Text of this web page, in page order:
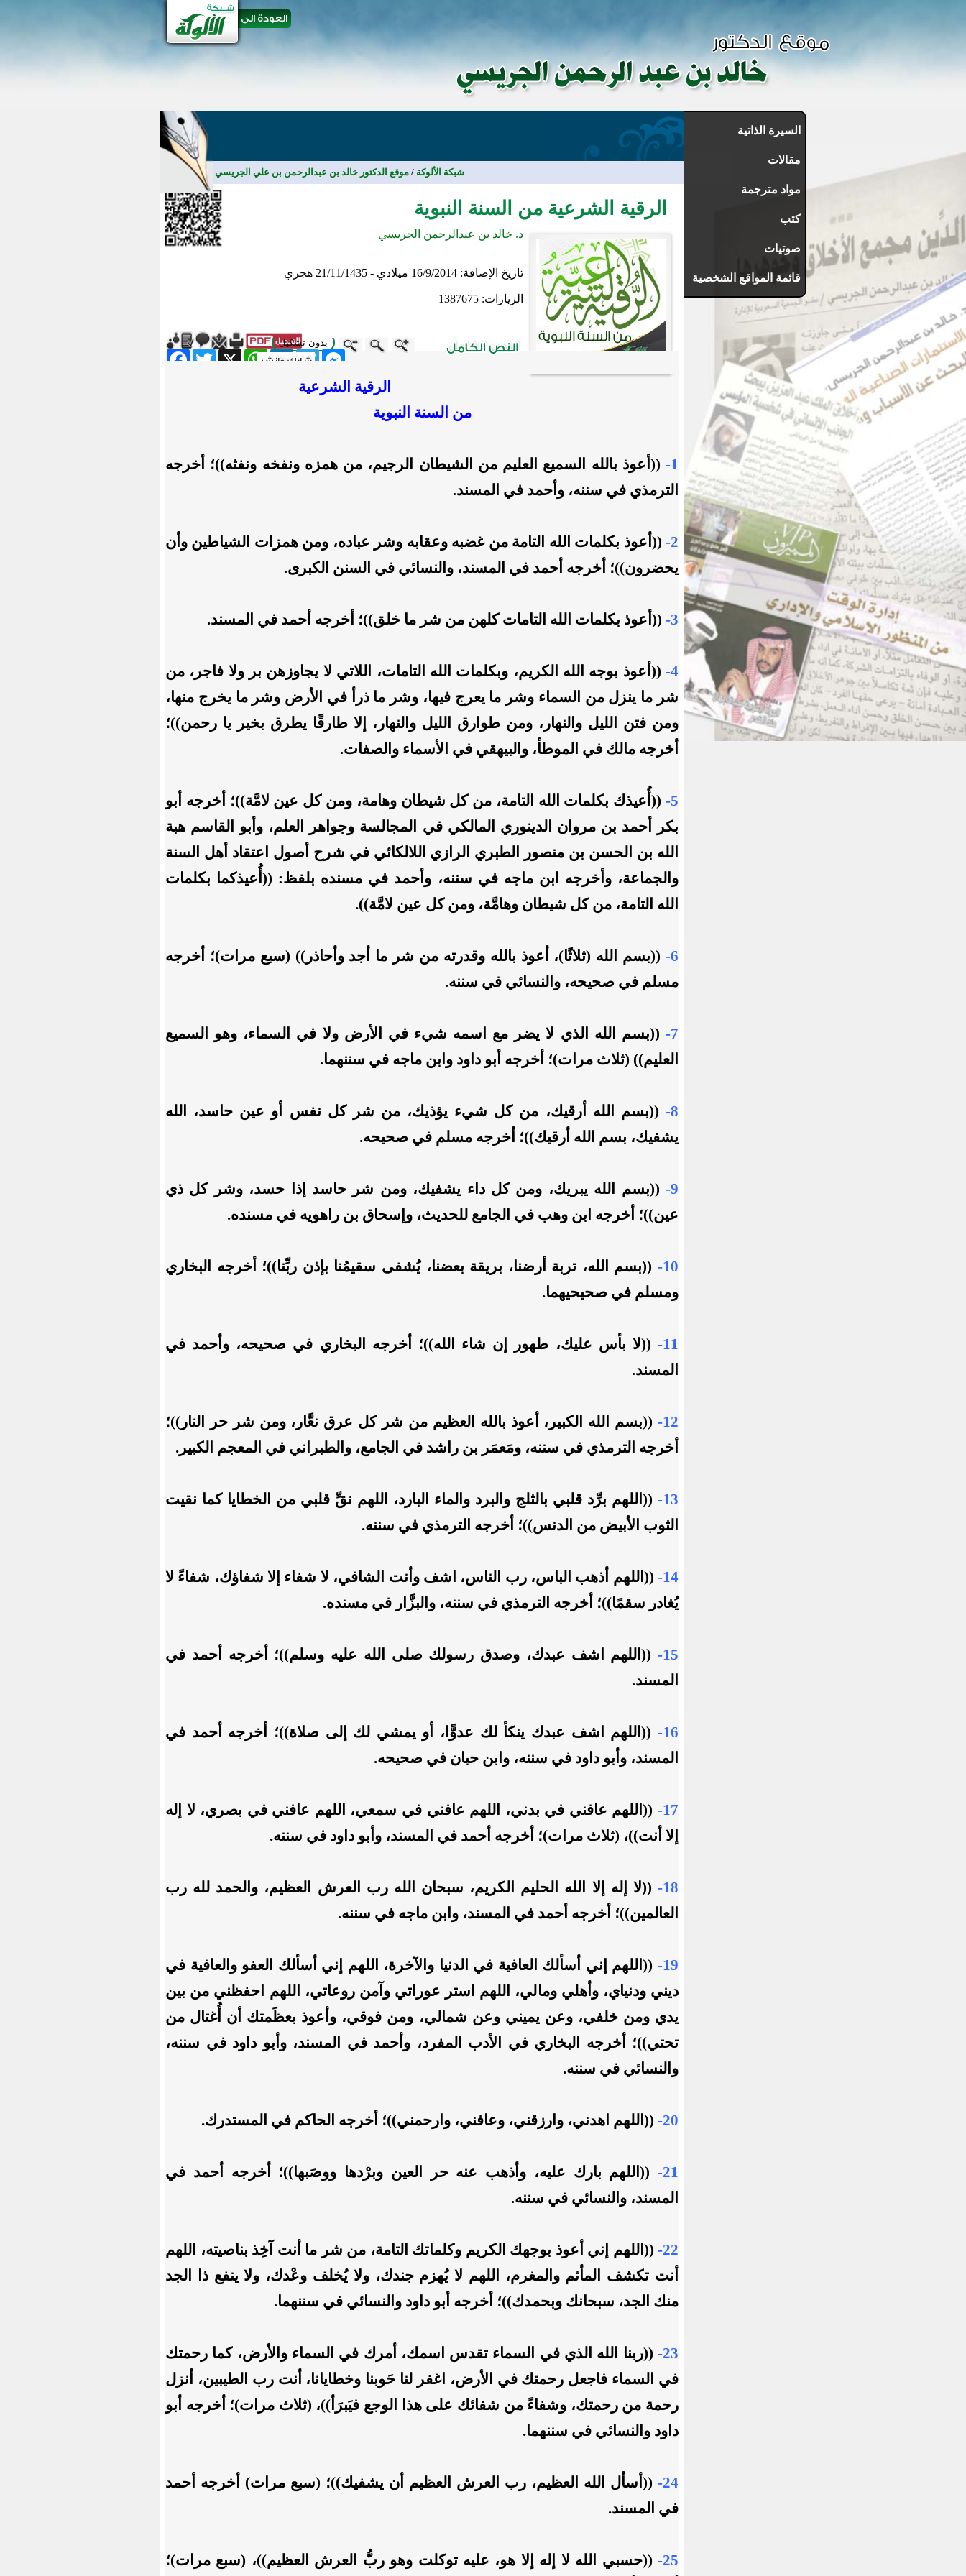
السيرة الذاتية
مقالات
مواد مترجمة
كتب
صوتيات
قائمة المواقع الشخصية
شبكة الألوكة / موقع الدكتور خالد بن عبدالرحمن بن علي الجريسي مقالات
الرقية الشرعية من السنة النبوية
د. خالد بن عبدالرحمن الجريسي
تاريخ الإضافة: 16/9/2014 ميلادي - 21/11/1435 هجري
الزيارات: 1387675
بدون تشكيل
FacebookTwitter X
WhatsAppLinkedIn
Telegram
Messenger
الرقية الشرعية
من السنة النبوية
1-
((أعوذ بالله السميع العليم من الشيطان الرجيم، من همزه ونفخه ونفثه))؛ أخرجه
الترمذي في سننه، وأحمد في المسند.
2- ((أعوذ بكلمات الله التامة من غضبه وعقابه وشر عباده، ومن همزات الشياطين وأن
يحضرون))؛ أخرجه أحمد في المسند، والنسائي في السنن الكبرى.
3- ((أعوذ بكلمات الله التامات كلهن من شر ما خلق))؛ أخرجه أحمد في المسند.
4- ((أعوذ بوجه الله الكريم، وبكلمات الله التامات، اللاتي لا يجاوزهن بر ولا فاجر، من
شر ما ينزل من السماء وشر ما يعرج فيها، وشر ما ذرأ في الأرض وشر ما يخرج منها،
ومن فتن الليل والنهار، ومن طوارق الليل والنهار، إلا طارقًا يطرق بخير يا رحمن))؛
أخرجه مالك في الموطأ، والبيهقي في الأسماء والصفات.
5-
((أُعيذك بكلمات الله التامة، من كل شيطان وهامة، ومن كل عين لامَّة))؛ أخرجه أبو
بكر أحمد بن مروان الدينوري المالكي في المجالسة وجواهر العلم، وأبو القاسم هبة
الله بن الحسن بن منصور الطبري الرازي اللالكائي في شرح أصول اعتقاد أهل السنة
والجماعة، وأخرجه ابن ماجه في سننه، وأحمد في مسنده بلفظ: ((أُعيذكما بكلمات
الله التامة، من كل شيطان وهامَّة، ومن كل عين لامَّة)).
6-
((بسم الله (ثلاثًا)، أعوذ بالله وقدرته من شر ما أجد وأحاذر)) (سبع مرات)؛ أخرجه
مسلم في صحيحه، والنسائي في سننه.
7-
((بسم الله الذي لا يضر مع اسمه شيء في الأرض ولا في السماء، وهو السميع
العليم)) (ثلاث مرات)؛ أخرجه أبو داود وابن ماجه في سننهما.
8-
((بسم الله أرقيك، من كل شيء يؤذيك، من شر كل نفس أو عين حاسد، الله
يشفيك، بسم الله أرقيك))؛ أخرجه مسلم في صحيحه.
9-
((بسم الله يبريك، ومن كل داء يشفيك، ومن شر حاسد إذا حسد، وشر كل ذي
عين))؛ أخرجه ابن وهب في الجامع للحديث، وإسحاق بن راهويه في مسنده.
10-
((بسم الله، تربة أرضنا، بريقة بعضنا، يُشفى سقيمُنا بإذن ربِّنا))؛ أخرجه البخاري
ومسلم في صحيحيهما.
11-
((لا بأس عليك، طهور إن شاء الله))؛ أخرجه البخاري في صحيحه، وأحمد في
المسند.
12-
((بسم الله الكبير، أعوذ بالله العظيم من شر كل عرق نعَّار، ومن شر حر النار))؛
أخرجه الترمذي في سننه، ومَعمَر بن راشد في الجامع، والطبراني في المعجم الكبير.
13-
((اللهم برِّد قلبي بالثلج والبرد والماء البارد، اللهم نقِّ قلبي من الخطايا كما نقيت
الثوب الأبيض من الدنس))؛ أخرجه الترمذي في سننه.
14- ((اللهم أذهب الباس، رب الناس، اشف وأنت الشافي، لا شفاء إلا شفاؤك، شفاءً لا
يُغادر سقمًا))؛ أخرجه الترمذي في سننه، والبزَّار في مسنده.
15-
((اللهم اشف عبدك، وصدق رسولك صلى الله عليه وسلم))؛ أخرجه أحمد في
المسند.
16-
((اللهم اشف عبدك ينكأ لك عدوًّا، أو يمشي لك إلى صلاة))؛ أخرجه أحمد في
المسند، وأبو داود في سننه، وابن حبان في صحيحه.
17-
((اللهم عافني في بدني، اللهم عافني في سمعي، اللهم عافني في بصري، لا إله
إلا أنت))، (ثلاث مرات)؛ أخرجه أحمد في المسند، وأبو داود في سننه.
18-
((لا إله إلا الله الحليم الكريم، سبحان الله رب العرش العظيم، والحمد لله رب
العالمين))؛ أخرجه أحمد في المسند، وابن ماجه في سننه.
19-
((اللهم إني أسألك العافية في الدنيا والآخرة، اللهم إني أسألك العفو والعافية في
ديني ودنياي، وأهلي ومالي، اللهم استر عوراتي وآمن روعاتي، اللهم احفظني من بين
يدي ومن خلفي، وعن يميني وعن شمالي، ومن فوقي، وأعوذ بعظَمتك أن أُغتال من
تحتي))؛ أخرجه البخاري في الأدب المفرد، وأحمد في المسند، وأبو داود في سننه،
والنسائي في سننه.
20- ((اللهم اهدني، وارزقني، وعافني، وارحمني))؛ أخرجه الحاكم في المستدرك.
21-
((اللهم بارك عليه، وأذهب عنه حر العين وبرْدها ووصَبها))؛ أخرجه أحمد في
المسند، والنسائي في سننه.
22- ((اللهم إني أعوذ بوجهك الكريم وكلماتك التامة، من شر ما أنت آخِذ بناصيته، اللهم
أنت تكشف المأثم والمغرم، اللهم لا يُهزم جندك، ولا يُخلف وعْدك، ولا ينفع ذا الجد
منك الجد، سبحانك وبحمدك))؛ أخرجه أبو داود والنسائي في سننهما.
23- ((ربنا الله الذي في السماء تقدس اسمك، أمرك في السماء والأرض، كما رحمتك
في السماء فاجعل رحمتك في الأرض، اغفر لنا حَوبنا وخطايانا، أنت رب الطيبين، أنزل
رحمة من رحمتك، وشفاءً من شفائك على هذا الوجع فيَبرَأ))، (ثلاث مرات)؛ أخرجه أبو
داود والنسائي في سننهما.
24-
((أسأل الله العظيم، رب العرش العظيم أن يشفيك))؛ (سبع مرات) أخرجه أحمد
في المسند.
25- ((حسبي الله لا إله إلا هو، عليه توكلت وهو ربُّ العرش العظيم))، (سبع مرات)؛